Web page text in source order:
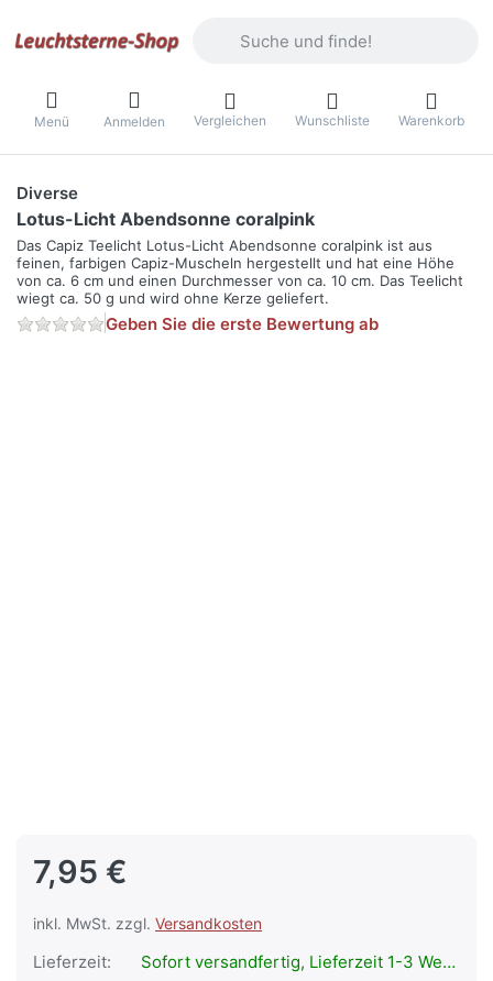
Menü Anmelden Vergleichen Wunschliste Warenkorb
Diverse
Lotus-Licht Abendsonne coralpink
Das Capiz Teelicht Lotus-Licht Abendsonne coralpink ist aus
feinen, farbigen Capiz-Muscheln hergestellt und hat eine Höhe
von ca. 6 cm und einen Durchmesser von ca. 10 cm. Das Teelicht
wiegt ca. 50 g und wird ohne Kerze geliefert.
Geben Sie die erste Bewertung ab
7,95 €
inkl. MwSt. zzgl. Versandkosten
Lieferzeit: Sofort versandfertig, Lieferzeit 1-3 Werktage.